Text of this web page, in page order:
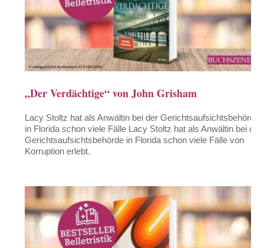
„Der Verdächtige“ von John Grisham
Lacy Stoltz hat als Anwältin bei der Gerichtsaufsichtsbehörde
in Florida schon viele Fälle Lacy Stoltz hat als Anwältin bei der
Gerichtsaufsichtsbehörde in Florida schon viele Fälle von
Korruption erlebt.